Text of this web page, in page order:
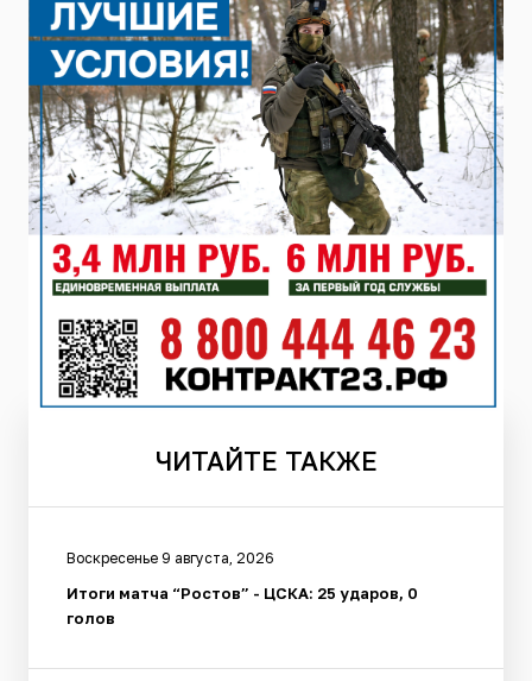
ЧИТАЙТЕ ТАКЖЕ
Воскресенье 9 августа, 2026
Итоги матча “Ростов” - ЦСКА: 25 ударов, 0
голов